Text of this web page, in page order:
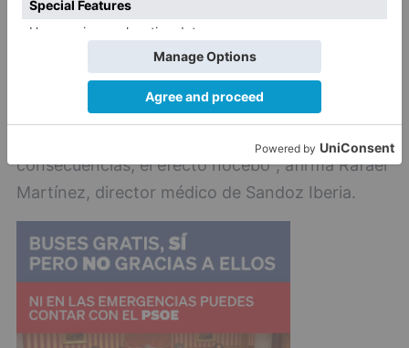
responder y aclarar cualquier bulo o información
sesgada que pueda circular por internet. Con
una intervención ágil evitaremos que falsedades
y bulos se propaguen y se instalen en la mente
consecuencias, el efecto nocebo", afirma Rafael
Martínez, director médico de Sandoz Iberia.